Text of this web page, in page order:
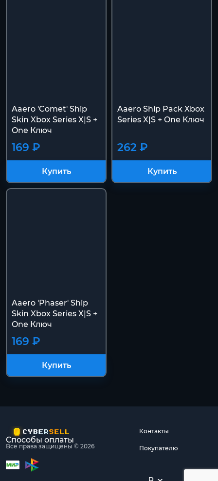
Aaero 'Comet' Ship
Skin Xbox Series X|S +
One Ключ
169 ₽
Купить
Aaero Ship Pack Xbox
Series X|S + One Ключ
262 ₽
Купить
Aaero 'Phaser' Ship
Skin Xbox Series X|S +
One Ключ
169 ₽
Купить
Все права защищены © 2026
Контакты
Покупателю
Способы оплаты